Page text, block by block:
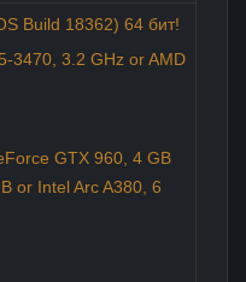
Build 18362) 64 бит!
3470, 3.2 GHz or AMD
GTX 960, 4 GB
or Intel Arc A380, 6